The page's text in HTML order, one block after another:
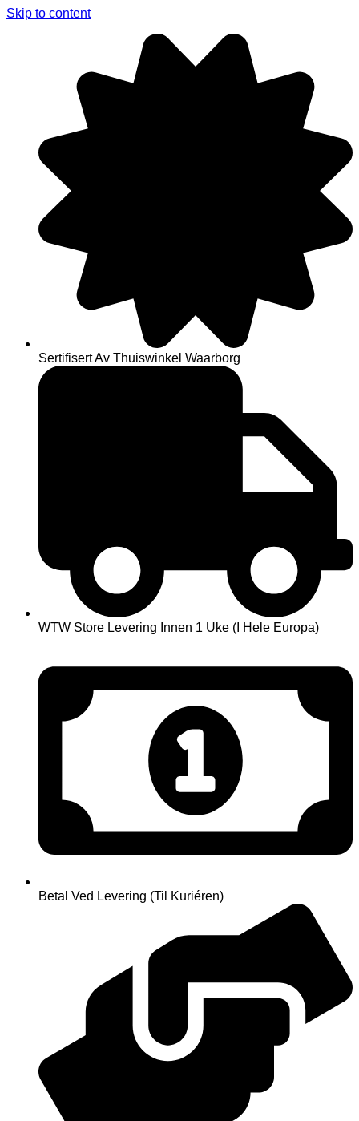
Skip to content
Sertifisert Av Thuiswinkel Waarborg
WTW Store Levering Innen 1 Uke (I Hele Europa)
Betal Ved Levering (Til Kuriéren)